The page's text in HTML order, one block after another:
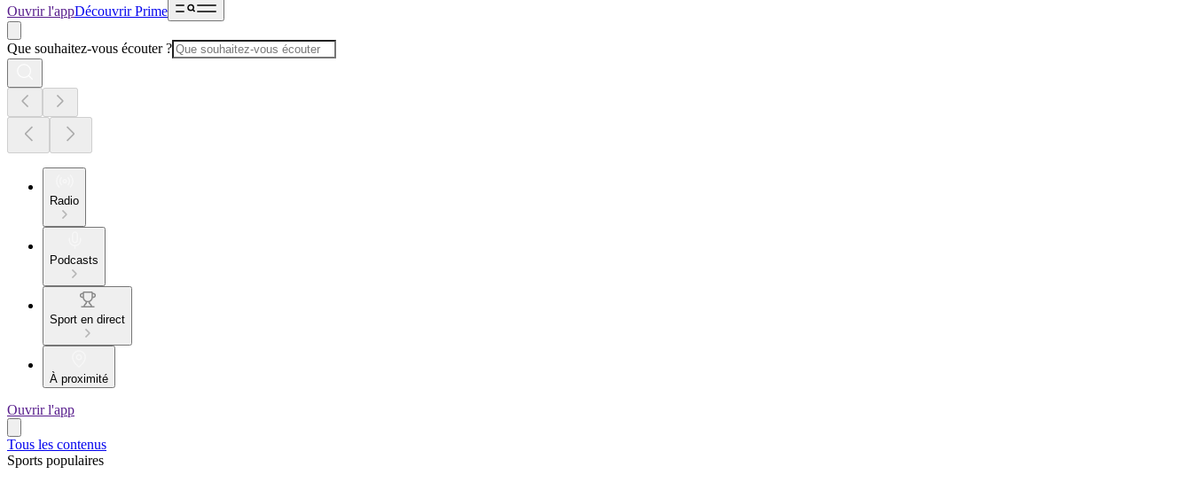
Ouvrir l'appDécouvrir Prime
Que souhaitez-vous écouter ?
Radio
Podcasts
Sport en direct
À proximité
Ouvrir l'app
Tous les contenus
Sports populaires